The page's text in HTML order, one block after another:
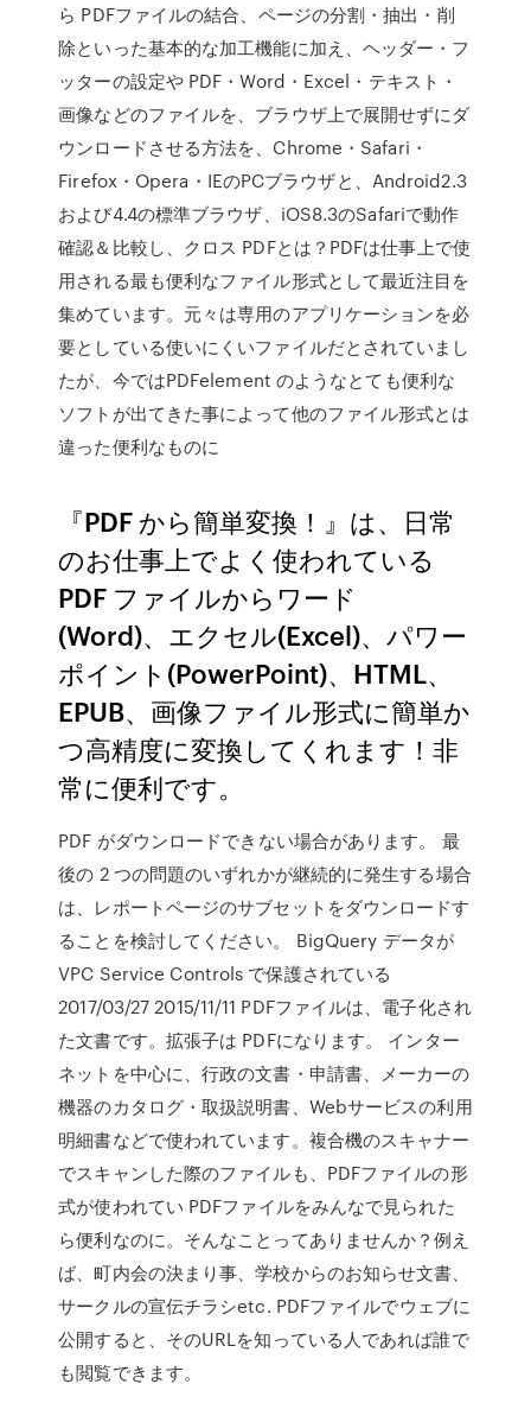
ら PDFファイルの結合、ページの分割・抽出・削
除といった基本的な加工機能に加え、ヘッダー・フ
ッターの設定や PDF・Word・Excel・テキスト・
画像などのファイルを、ブラウザ上で展開せずにダ
ウンロードさせる方法を、Chrome・Safari・
Firefox・Opera・IEのPCブラウザと、Android2.3
および4.4の標準ブラウザ、iOS8.3のSafariで動作
確認＆比較し、クロス PDFとは？PDFは仕事上で使
用される最も便利なファイル形式として最近注目を
集めています。元々は専用のアプリケーションを必
要としている使いにくいファイルだとされていまし
たが、今ではPDFelement のようなとても便利な
ソフトが出てきた事によって他のファイル形式とは
違った便利なものに
『PDF から簡単変換！』は、日常
のお仕事上でよく使われている
PDF ファイルからワード
(Word)、エクセル(Excel)、パワー
ポイント(PowerPoint)、HTML、
EPUB、画像ファイル形式に簡単か
つ高精度に変換してくれます！非
常に便利です。
PDF がダウンロードできない場合があります。 最
後の 2 つの問題のいずれかが継続的に発生する場合
は、レポートページのサブセットをダウンロードす
ることを検討してください。 BigQuery データが
VPC Service Controls で保護されている
2017/03/27 2015/11/11 PDFファイルは、電子化され
た文書です。拡張子は PDFになります。 インター
ネットを中心に、行政の文書・申請書、メーカーの
機器のカタログ・取扱説明書、Webサービスの利用
明細書などで使われています。複合機のスキャナー
でスキャンした際のファイルも、PDFファイルの形
式が使われてい PDFファイルをみんなで見られた
ら便利なのに。そんなことってありませんか？例え
ば、町内会の決まり事、学校からのお知らせ文書、
サークルの宣伝チラシetc. PDFファイルでウェブに
公開すると、そのURLを知っている人であれば誰で
も閲覧できます。